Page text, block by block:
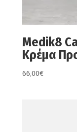
Medik8
Κρέμα
66,00€